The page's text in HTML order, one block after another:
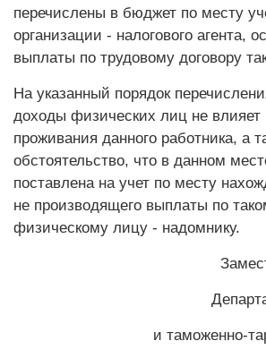
перечислены в бюджет по месту
организации - налогового агента,
выплаты по трудовому договору
На указанный порядок
доходы физических лиц не влияет
проживания данного работника, а
обстоятельство, что в данном
поставлена на учет по месту
не производящего выплаты по
физическому лицу - надомнику.
и таможенно-